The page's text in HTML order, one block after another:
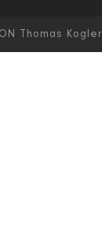
Thomas Kogler